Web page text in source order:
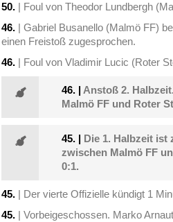
50. | Foul von Theodor Lundbergh
46. | Gabriel Busanello (Malmö FF)
einen Freistoß zugesprochen.
46. | Foul von Vladimir Lucic (Roter
46. | Anstoß 2.
Malmö FF und Roter
45. | Die 1. Halbzeit ist
zwischen Malmö FF
0:1.
45. | Der vierte Offizielle kündigt 1
45. | Vorbeigeschossen. Marko